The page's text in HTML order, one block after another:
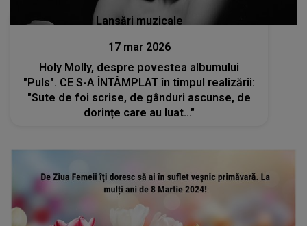
Lansări muzicale
17 mar 2026
Holy Molly, despre povestea albumului
"Puls". CE S-A ÎNTÂMPLAT în timpul realizării:
"Sute de foi scrise, de gânduri ascunse, de
dorințe care au luat..."